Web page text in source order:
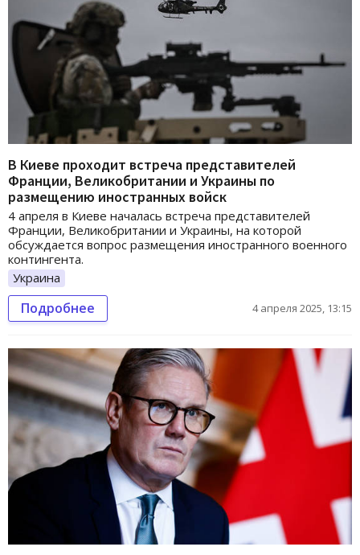
В Киеве проходит встреча представителей
Франции, Великобритании и Украины по
размещению иностранных войск
4 апреля в Киеве началась встреча представителей
Франции, Великобритании и Украины, на которой
обсуждается вопрос размещения иностранного военного
контингента.
Украина
Подробнее 4 апреля 2025, 13:15